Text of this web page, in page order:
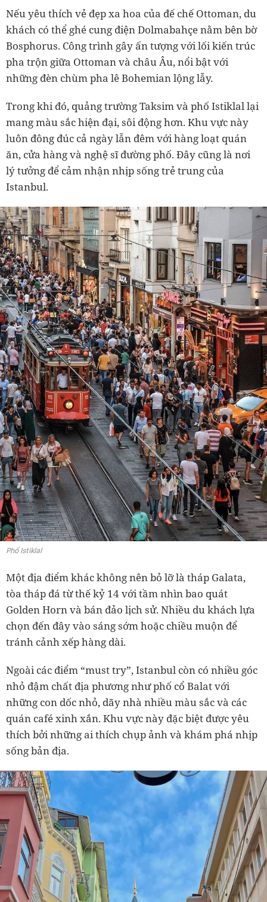
Nếu yêu thích vẻ đẹp xa hoa của đế chế Ottoman, du
khách có thể ghé cung điện Dolmabahçe nằm bên bờ
Bosphorus. Công trình gây ấn tượng với lối kiến trúc
pha trộn giữa Ottoman và châu Âu, nổi bật với
những đèn chùm pha lê Bohemian lộng lẫy.
Trong khi đó, quảng trường Taksim và phố Istiklal lại
mang màu sắc hiện đại, sôi động hơn. Khu vực này
luôn đông đúc cả ngày lẫn đêm với hàng loạt quán
ăn, cửa hàng và nghệ sĩ đường phố. Đây cũng là nơi
lý tưởng để cảm nhận nhịp sống trẻ trung của
Istanbul.
Phố Istiklal
Một địa điểm khác không nên bỏ lỡ là tháp Galata,
tòa tháp đá từ thế kỷ 14 với tầm nhìn bao quát
Golden Horn và bán đảo lịch sử. Nhiều du khách lựa
chọn đến đây vào sáng sớm hoặc chiều muộn để
tránh cảnh xếp hàng dài.
Ngoài các điểm “must try”, Istanbul còn có nhiều góc
nhỏ đậm chất địa phương như phố cổ Balat với
những con dốc nhỏ, dãy nhà nhiều màu sắc và các
quán café xinh xắn. Khu vực này đặc biệt được yêu
thích bởi những ai thích chụp ảnh và khám phá nhịp
sống bản địa.